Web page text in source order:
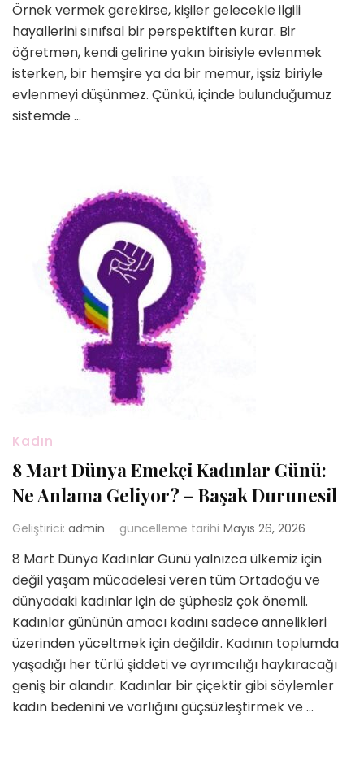
Örnek vermek gerekirse, kişiler gelecekle ilgili
hayallerini sınıfsal bir perspektiften kurar. Bir
öğretmen, kendi gelirine yakın birisiyle evlenmek
isterken, bir hemşire ya da bir memur, işsiz biriyle
evlenmeyi düşünmez. Çünkü, içinde bulunduğumuz
sistemde …
Kadın
8 Mart Dünya Emekçi Kadınlar Günü:
Ne Anlama Geliyor? – Başak Durunesil
Geliştirici: admin güncelleme tarihi Mayıs 26, 2026
8 Mart Dünya Kadınlar Günü yalnızca ülkemiz için
değil yaşam mücadelesi veren tüm Ortadoğu ve
dünyadaki kadınlar için de şüphesiz çok önemli.
Kadınlar gününün amacı kadını sadece annelikleri
üzerinden yüceltmek için değildir. Kadının toplumda
yaşadığı her türlü şiddeti ve ayrımcılığı haykıracağı
geniş bir alandır. Kadınlar bir çiçektir gibi söylemler
kadın bedenini ve varlığını güçsüzleştirmek ve …